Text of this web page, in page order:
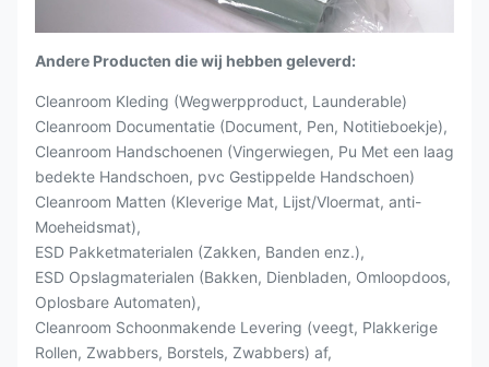
Andere Producten die wij hebben geleverd:
Cleanroom Kleding (Wegwerpproduct, Launderable)
Cleanroom Documentatie (Document, Pen, Notitieboekje),
Cleanroom Handschoenen (Vingerwiegen, Pu Met een laag
bedekte Handschoen, pvc Gestippelde Handschoen)
Cleanroom Matten (Kleverige Mat, Lijst/Vloermat, anti-
Moeheidsmat),
ESD Pakketmaterialen (Zakken, Banden enz.),
ESD Opslagmaterialen (Bakken, Dienbladen, Omloopdoos,
Oplosbare Automaten),
Cleanroom Schoonmakende Levering (veegt, Plakkerige
Rollen, Zwabbers, Borstels, Zwabbers) af,